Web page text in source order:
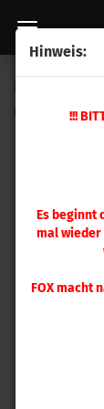
Hinweis:
!!!
Es beginnt
mal wieder
FOX macht
30785)